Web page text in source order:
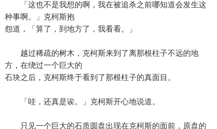
「这也不是我想的啊，我在被追杀之前哪知道会发生这
种事啊。」克柯斯抱
怨道，「算了，到地方了，我看看。」
越过稀疏的树木，克柯斯来到了离那根柱子不远的地
方，在绕过一个巨大的
石块之后，克柯斯终于看到了那根柱子的真面目。
「哇，还真是诶。」克柯斯开心地说道。
只见一个巨大的石质圆盘出现在克柯斯的面前，原盘的